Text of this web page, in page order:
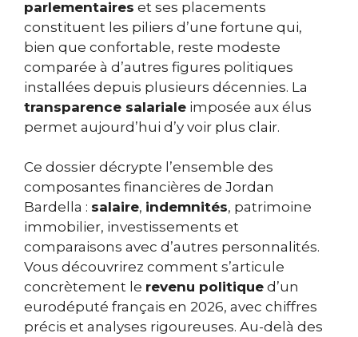
parlementaires et ses placements
constituent les piliers d’une fortune qui,
bien que confortable, reste modeste
comparée à d’autres figures politiques
installées depuis plusieurs décennies. La
transparence salariale imposée aux élus
permet aujourd’hui d’y voir plus clair.
Ce dossier décrypte l’ensemble des
composantes financières de Jordan
Bardella : salaire, indemnités, patrimoine
immobilier, investissements et
comparaisons avec d’autres personnalités.
Vous découvrirez comment s’articule
concrètement le revenu politique d’un
eurodéputé français en 2026, avec chiffres
précis et analyses rigoureuses. Au-delà des